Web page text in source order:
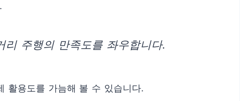
주행의 만족도를 좌우합니다.
활용도를 가늠해 볼 수 있습니다.